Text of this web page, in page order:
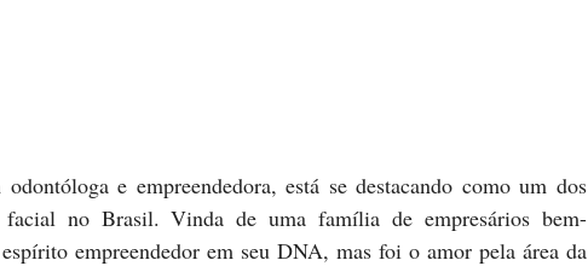
facial no Brasil. Vinda de uma família de empresários bem-
empreendedor em seu DNA, mas foi o amor pela área da